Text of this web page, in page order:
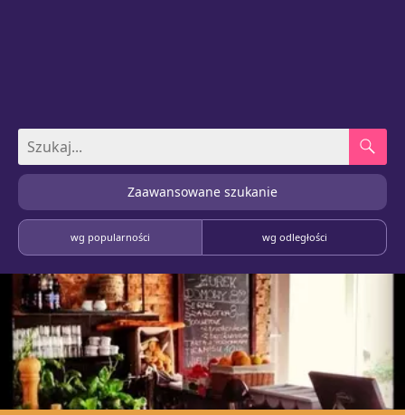
Zaawansowane szukanie
wg popularności wg odległości